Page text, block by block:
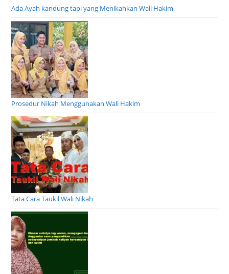
Ada Ayah kandung tapi yang Menikahkan Wali Hakim
Prosedur Nikah Menggunakan Wali Hakim
Tata Cara Taukil Wali Nikah